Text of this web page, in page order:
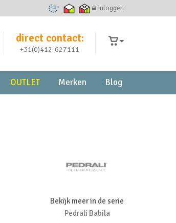
Ecommerce Europe Trustmark
Thuiswinkel waarborg
Thuiswinkel zakelijk
Inloggen
direct contact:
+31(0)412-627111
OUTLET Merken Blog
Bekijk meer in de serie
Pedrali Babila